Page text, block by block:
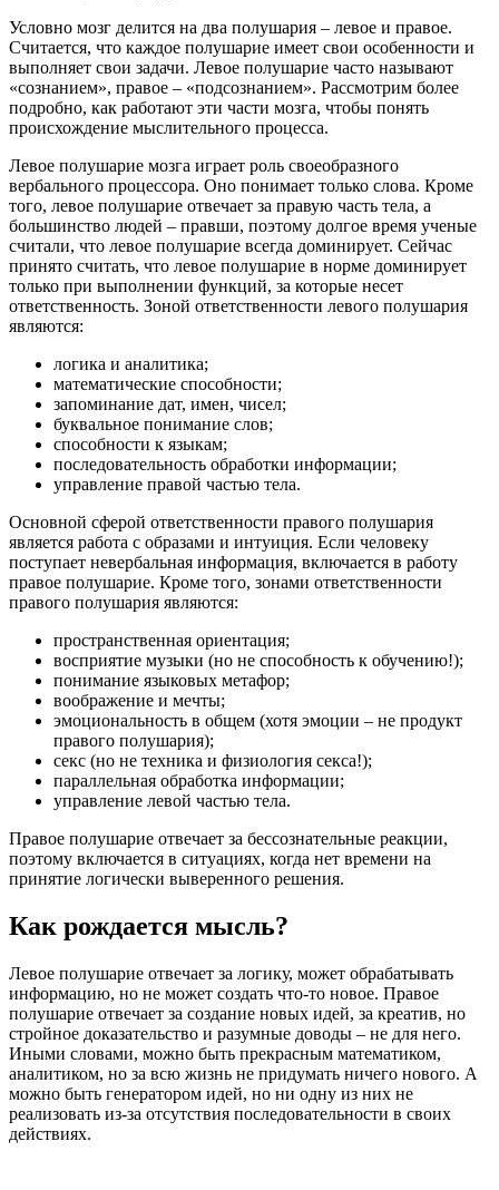
Условно мозг делится на два полушария – левое и правое.
Считается, что каждое полушарие имеет свои особенности и
выполняет свои задачи. Левое полушарие часто называют
«сознанием», правое – «подсознанием». Рассмотрим более
подробно, как работают эти части мозга, чтобы понять
происхождение мыслительного процесса.
Левое полушарие мозга играет роль своеобразного
вербального процессора. Оно понимает только слова. Кроме
того, левое полушарие отвечает за правую часть тела, а
большинство людей – правши, поэтому долгое время ученые
считали, что левое полушарие всегда доминирует. Сейчас
принято считать, что левое полушарие в норме доминирует
только при выполнении функций, за которые несет
ответственность. Зоной ответственности левого полушария
являются:
логика и аналитика;
математические способности;
запоминание дат, имен, чисел;
буквальное понимание слов;
способности к языкам;
последовательность обработки информации;
управление правой частью тела.
Основной сферой ответственности правого полушария
является работа с образами и интуиция. Если человеку
поступает невербальная информация, включается в работу
правое полушарие. Кроме того, зонами ответственности
правого полушария являются:
пространственная ориентация;
восприятие музыки (но не способность к обучению!);
понимание языковых метафор;
воображение и мечты;
эмоциональность в общем (хотя эмоции – не продукт
правого полушария);
секс (но не техника и физиология секса!);
параллельная обработка информации;
управление левой частью тела.
Правое полушарие отвечает за бессознательные реакции,
поэтому включается в ситуациях, когда нет времени на
принятие логически выверенного решения.
Как рождается мысль?
Левое полушарие отвечает за логику, может обрабатывать
информацию, но не может создать что-то новое. Правое
полушарие отвечает за создание новых идей, за креатив, но
стройное доказательство и разумные доводы – не для него.
Иными словами, можно быть прекрасным математиком,
аналитиком, но за всю жизнь не придумать ничего нового. А
можно быть генератором идей, но ни одну из них не
реализовать из-за отсутствия последовательности в своих
действиях.